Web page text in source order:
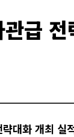
급
대화 개최 실